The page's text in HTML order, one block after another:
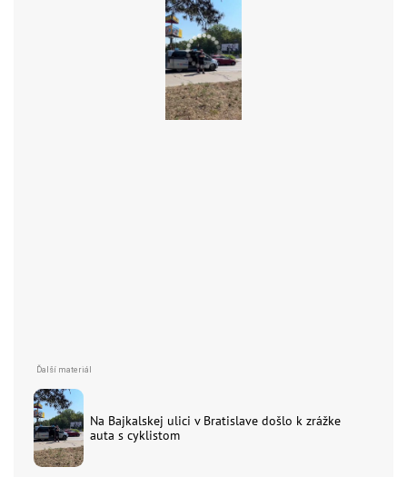
Na Bajkalskej ulici v Bratislave došlo k zrážke
auta s cyklistom